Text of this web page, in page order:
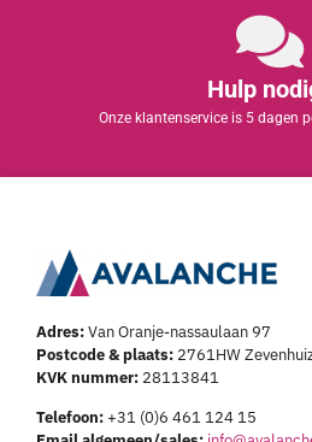
Hulp
Onze klantenservice is 5 dagen
Adres:Van Oranje-nassaulaan 97
Postcode & plaats:
2761HW
KVK nummer:28113841
Telefoon:+31 (0)6 461 124 15
Email algemeen/sales:
Email bestellingen: